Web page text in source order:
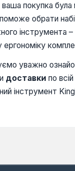
ваша покупка
обрати
інструмента –
ергономіку
уважно
доставки по
інструмент